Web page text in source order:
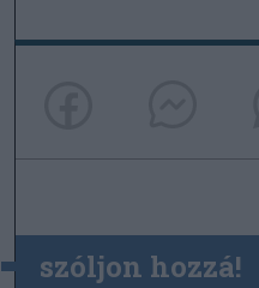
szóljon hozzá!